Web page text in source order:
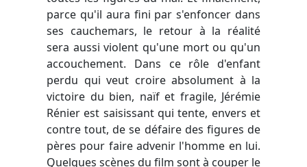
parce qu'il aura fini par s'enfoncer dans
ses cauchemars, le retour à la réalité
sera aussi violent qu'une mort ou qu'un
accouchement. Dans ce rôle d'enfant
perdu qui veut croire absolument à la
victoire du bien, naïf et fragile, Jérémie
Rénier est saisissant qui tente, envers et
contre tout, de se défaire des figures de
pères pour faire advenir l'homme en lui.
Quelques scènes du film sont à couper le